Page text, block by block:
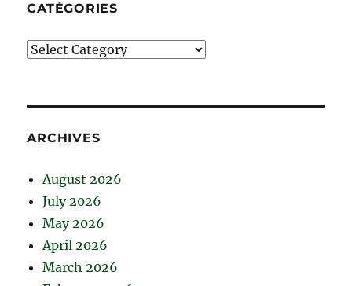
CATÉGORIES
Catégories
ARCHIVES
August 2026
July 2026
May 2026
April 2026
March 2026